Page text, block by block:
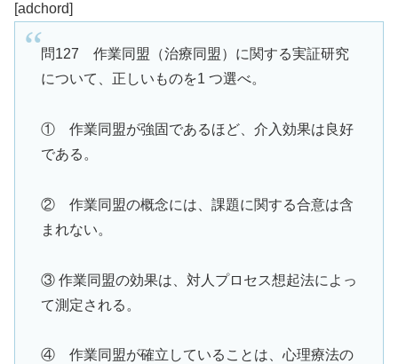
[adchord]
問127 作業同盟（治療同盟）に関する実証研究
について、正しいものを1 つ選べ。
① 作業同盟が強固であるほど、介入効果は良好
である。
② 作業同盟の概念には、課題に関する合意は含
まれない。
③ 作業同盟の効果は、対人プロセス想起法によっ
て測定される。
④ 作業同盟が確立していることは、心理療法の